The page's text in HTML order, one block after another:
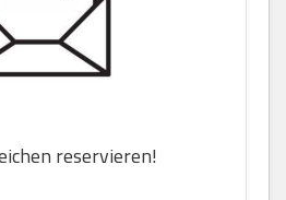
reservieren!